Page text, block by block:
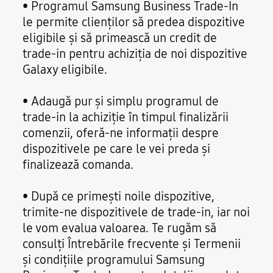
• Programul Samsung Business Trade-In
le permite clienților să predea dispozitive
eligibile și să primească un credit de
trade-in pentru achiziția de noi dispozitive
Galaxy eligibile.
• Adaugă pur și simplu programul de
trade-in la achiziție în timpul finalizării
comenzii, oferă-ne informații despre
dispozitivele pe care le vei preda și
finalizează comanda.
• După ce primești noile dispozitive,
trimite-ne dispozitivele de trade-in, iar noi
le vom evalua valoarea. Te rugăm să
consulți Întrebările frecvente și Termenii
și condițiile programului Samsung